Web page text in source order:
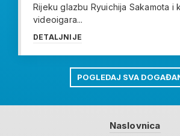
Rijeku glazbu Ryuichija Sakamota i
videoigara...
DETALJNIJE
POGLEDAJ SVA
Naslovnica